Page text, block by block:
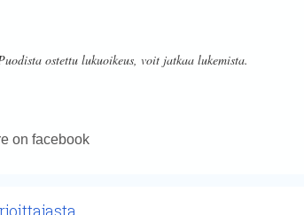
ostettu lukuoikeus, voit jatkaa lukemista.